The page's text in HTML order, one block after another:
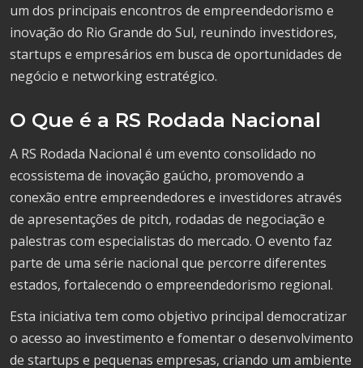
um dos principais encontros de empreendedorismo e
inovação do Rio Grande do Sul, reunindo investidores,
startups e empresários em busca de oportunidades de
negócio e networking estratégico.
O Que é a RS Rodada Nacional
A RS Rodada Nacional é um evento consolidado no
ecossistema de inovação gaúcho, promovendo a
conexão entre empreendedores e investidores através
de apresentações de pitch, rodadas de negociação e
palestras com especialistas do mercado. O evento faz
parte de uma série nacional que percorre diferentes
estados, fortalecendo o empreendedorismo regional.
Esta iniciativa tem como objetivo principal democratizar
o acesso ao investimento e fomentar o desenvolvimento
de startups e pequenas empresas, criando um ambiente